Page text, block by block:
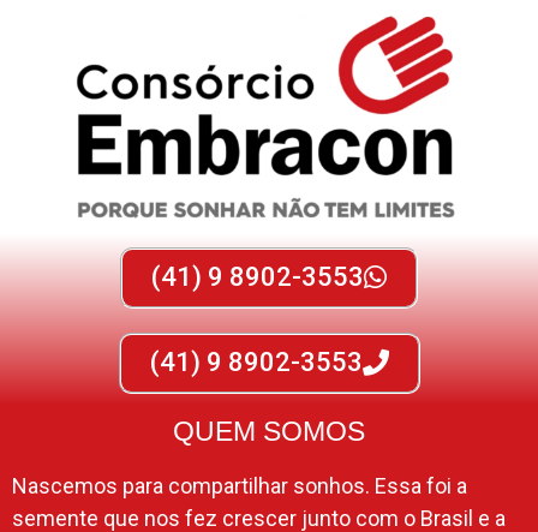
(41) 9 8902-3553
(41) 9 8902-3553
QUEM SOMOS
Nascemos para compartilhar sonhos. Essa foi a
semente que nos fez crescer junto com o Brasil e a